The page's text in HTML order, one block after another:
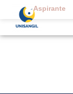
Aspirante